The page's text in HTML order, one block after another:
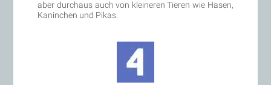
aber durchaus auch von kleineren Tieren wie Hasen,
Kaninchen und Pikas.